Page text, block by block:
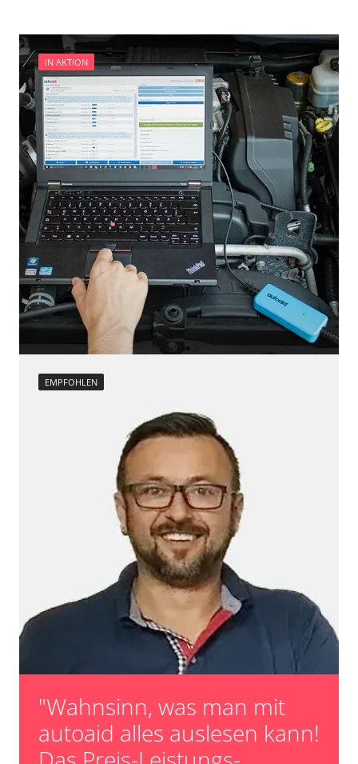
IN AKTION
EMPFOHLEN
"Wahnsinn, was man mit
autoaid alles auslesen kann!